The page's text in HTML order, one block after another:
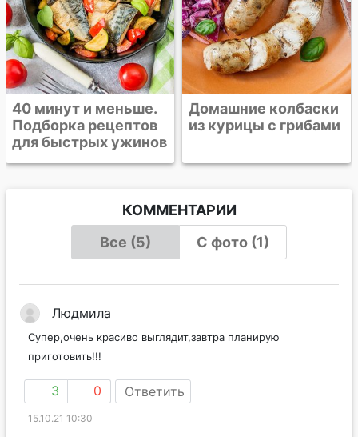
Домашние колбаски
из курицы с грибами
КОММЕНТАРИИ
Все (5)
С фото (1)
Людмила
Супер,очень красиво выглядит,завтра планирую
приготовить!!!
3 0 Ответить
15.10.21 10:30